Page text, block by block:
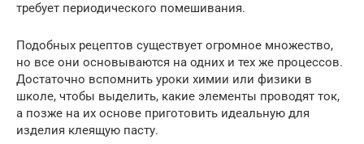
требует периодического помешивания.
Подобных рецептов существует огромное множество,
но все они основываются на одних и тех же процессов.
Достаточно вспомнить уроки химии или физики в
школе, чтобы выделить, какие элементы проводят ток,
а позже на их основе приготовить идеальную для
изделия клеящую пасту.